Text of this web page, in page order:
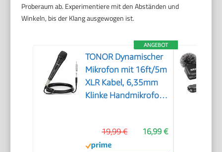
Proberaum ab. Experimentiere mit den Abständen und
Winkeln, bis der Klang ausgewogen ist.
ANGEBOT
TONOR Dynamischer
Mikrofon mit 16ft/5m
XLR Kabel, 6,35mm
Klinke Handmikrofon
Karaoke Maschine, für
Bühne, Studio, KTV &
16,99 €
19,99 €